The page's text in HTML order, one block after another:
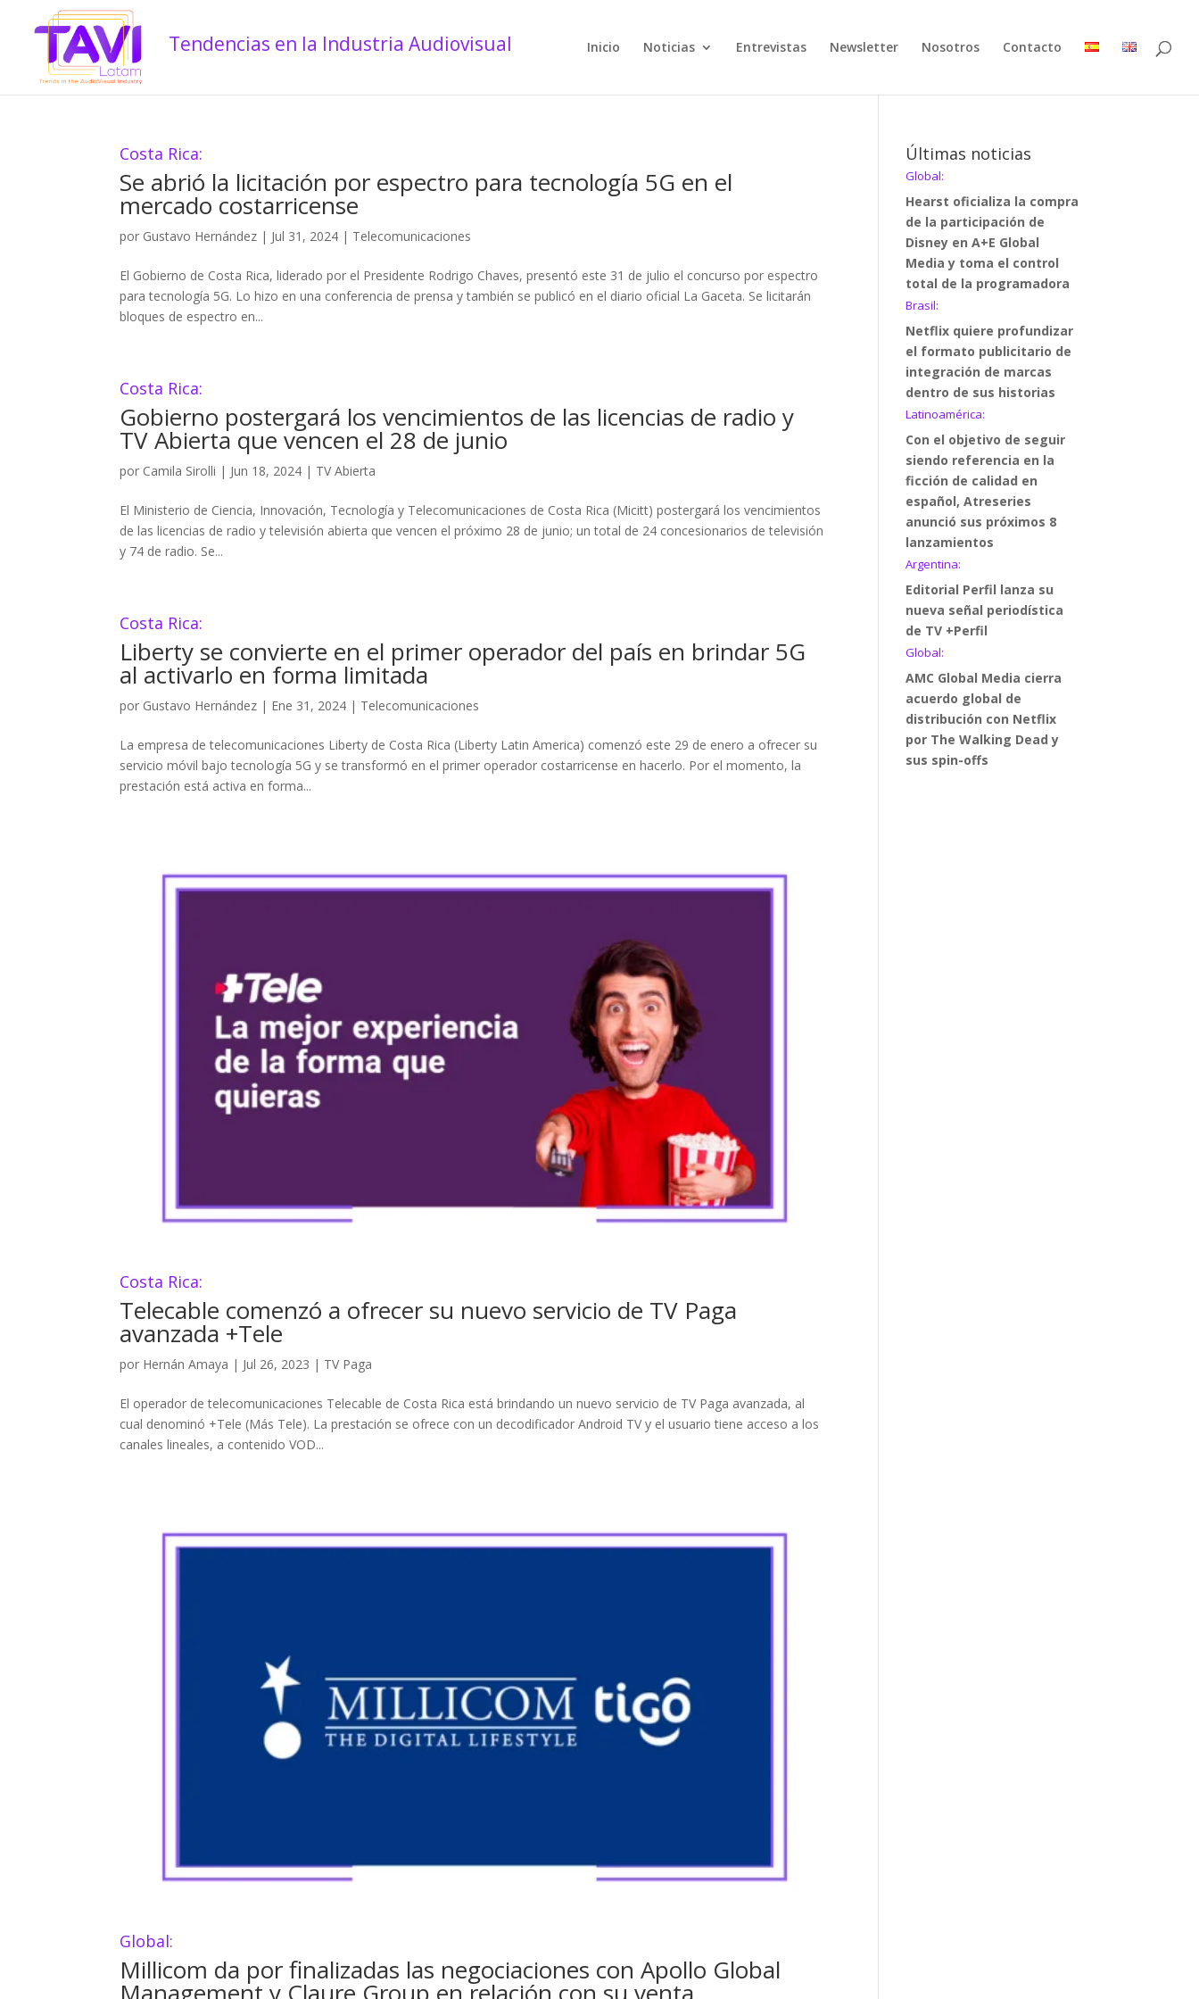
Inicio Noticias Entrevistas Newsletter Nosotros Contacto
Costa Rica:
Se abrió la licitación por espectro para tecnología 5G en el
mercado costarricense
por Gustavo Hernández | Jul 31, 2024 | Telecomunicaciones
El Gobierno de Costa Rica, liderado por el Presidente Rodrigo Chaves, presentó este 31 de julio el concurso por espectro
para tecnología 5G. Lo hizo en una conferencia de prensa y también se publicó en el diario oficial La Gaceta. Se licitarán
bloques de espectro en...
Costa Rica:
Gobierno postergará los vencimientos de las licencias de radio y
TV Abierta que vencen el 28 de junio
por Camila Sirolli | Jun 18, 2024 | TV Abierta
El Ministerio de Ciencia, Innovación, Tecnología y Telecomunicaciones de Costa Rica (Micitt) postergará los vencimientos
de las licencias de radio y televisión abierta que vencen el próximo 28 de junio; un total de 24 concesionarios de televisión
y 74 de radio. Se...
Costa Rica:
Liberty se convierte en el primer operador del país en brindar 5G
al activarlo en forma limitada
por Gustavo Hernández | Ene 31, 2024 | Telecomunicaciones
La empresa de telecomunicaciones Liberty de Costa Rica (Liberty Latin America) comenzó este 29 de enero a ofrecer su
servicio móvil bajo tecnología 5G y se transformó en el primer operador costarricense en hacerlo. Por el momento, la
prestación está activa en forma...
Costa Rica:
Telecable comenzó a ofrecer su nuevo servicio de TV Paga
avanzada +Tele
por Hernán Amaya | Jul 26, 2023 | TV Paga
El operador de telecomunicaciones Telecable de Costa Rica está brindando un nuevo servicio de TV Paga avanzada, al
cual denominó +Tele (Más Tele). La prestación se ofrece con un decodificador Android TV y el usuario tiene acceso a los
canales lineales, a contenido VOD...
Global:
Millicom da por finalizadas las negociaciones con Apollo Global
Management y Claure Group en relación con su venta
Últimas noticias
Global:
Hearst oficializa la compra
de la participación de
Disney en A+E Global
Media y toma el control
total de la programadora
Brasil:
Netflix quiere profundizar
el formato publicitario de
integración de marcas
dentro de sus historias
Latinoamérica:
Con el objetivo de seguir
siendo referencia en la
ficción de calidad en
español, Atreseries
anunció sus próximos 8
lanzamientos
Argentina:
Editorial Perfil lanza su
nueva señal periodística
de TV +Perfil
Global:
AMC Global Media cierra
acuerdo global de
distribución con Netflix
por The Walking Dead y
sus spin-offs